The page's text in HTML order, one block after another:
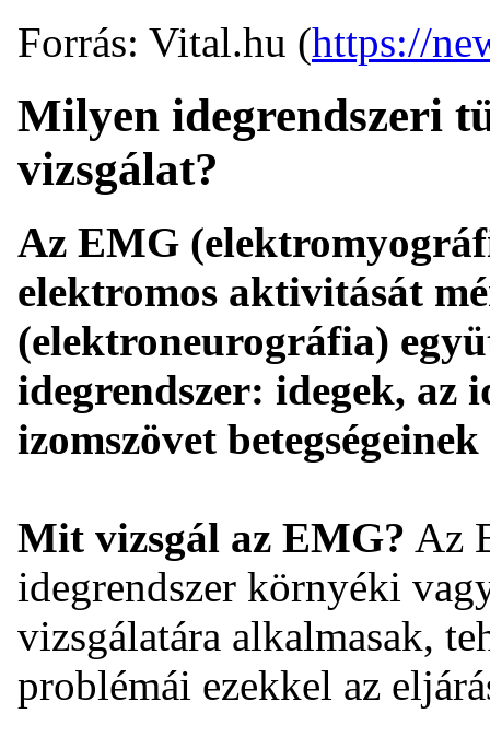
Forrás: Vital.hu (https://
Milyen idegrendszeri
vizsgálat?
Az EMG
elektromos aktivitását
(elektroneurográfia)
idegrendszer: idegek, az
izomszövet
Mit vizsgál az EMG? Az
idegrendszer környéki
vizsgálatára alkalmasak,
problémái ezekkel az